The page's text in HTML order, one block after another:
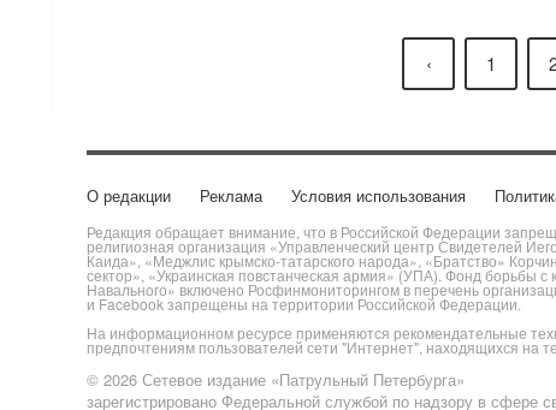
‹ 1
О редакции Реклама Условия использования
Редакция обращает внимание, что в Российской Федерации
религиозная организация «Управленческий центр Свидетелей
Каида», «Меджлис крымско-татарского народа», «Братство»
сектор», «Украинская повстанческая армия» (УПА). Фонд борьбы
Навального» включено Росфинмониторингом в перечень
и Facebook запрещены на территории Российской Федерации.
На информационном ресурсе применяются рекомендательные
предпочтениям пользователей сети "Интернет", находящихся на
© 2026 Сетевое издание «Патрульный Петербурга»
зарегистрировано Федеральной службой по надзору в сфере